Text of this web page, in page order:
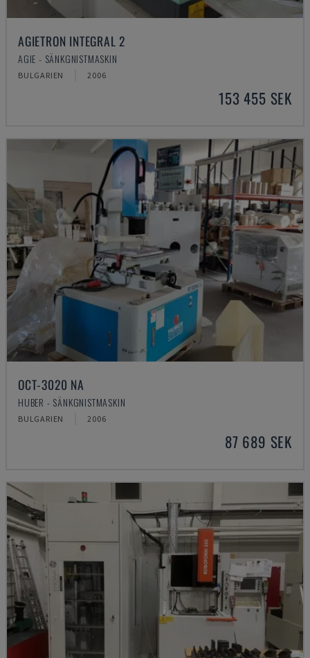
AGIETRON INTEGRAL 2
AGIE - SÄNKGNISTMASKIN
BULGARIEN 2006
153 455 SEK
OCT-3020 NA
HUBER - SÄNKGNISTMASKIN
BULGARIEN 2006
87 689 SEK